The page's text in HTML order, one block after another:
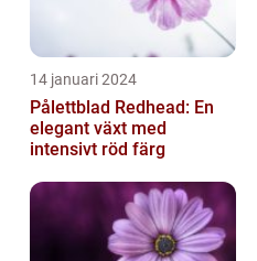
14 januari 2024
Pålettblad Redhead: En
elegant växt med
intensivt röd färg